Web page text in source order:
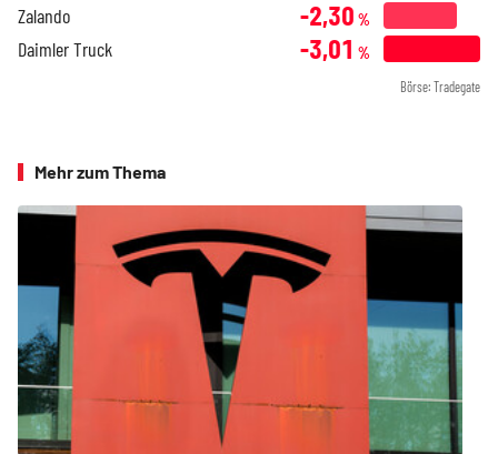
Zalando -2,30 %
Daimler Truck -3,01 %
Börse: Tradegate
Mehr zum Thema